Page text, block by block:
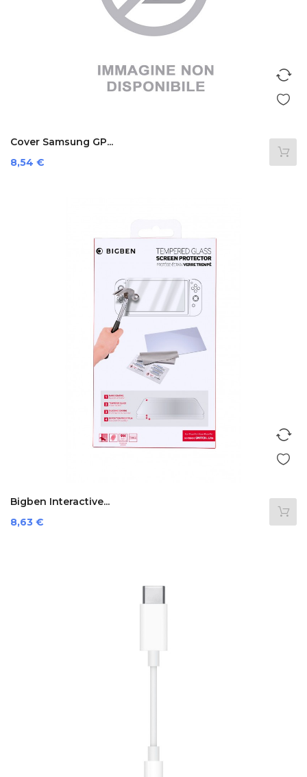
Cover Samsung GP...
Prezzo
8,54 €
Bigben Interactive...
Prezzo
8,63 €